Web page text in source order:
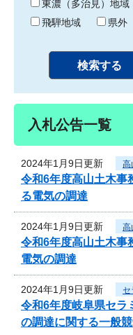
東濃（多治見）地域
飛騨地域
県外
入札公告一覧
2024年1月9日更新 高
令和6年度高山土木事
る電気の調達
2024年1月9日更新 高
令和6年度高山土木事
電気の調達
2024年1月9日更新 セ
令和6年度岐阜県セラ
の調達に関する一般